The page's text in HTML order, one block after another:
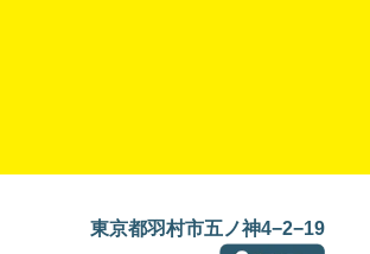
東京都羽村市五ノ神4−2−19